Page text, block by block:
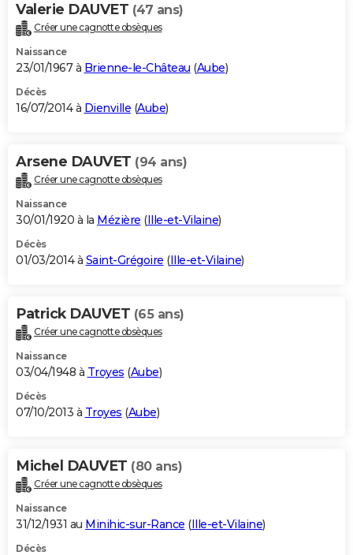
Valerie DAUVET (47 ans)
Créer une cagnotte obsèques
Naissance
23/01/1967 à Brienne-le-Château (Aube)
Décès
16/07/2014 à Dienville (Aube)
Arsene DAUVET (94 ans)
Créer une cagnotte obsèques
Naissance
30/01/1920 à la Mézière (Ille-et-Vilaine)
Décès
01/03/2014 à Saint-Grégoire (Ille-et-Vilaine)
Patrick DAUVET (65 ans)
Créer une cagnotte obsèques
Naissance
03/04/1948 à Troyes (Aube)
Décès
07/10/2013 à Troyes (Aube)
Michel DAUVET (80 ans)
Créer une cagnotte obsèques
Naissance
31/12/1931 au Minihic-sur-Rance (Ille-et-Vilaine)
Décès